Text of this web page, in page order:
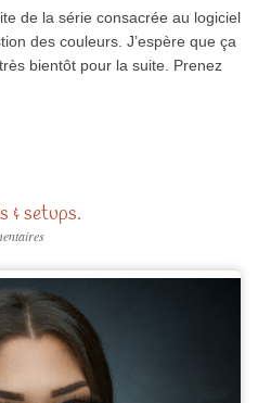
de la série consacrée au logiciel
des couleurs. J’espère que ça
bientôt pour la suite. Prenez
& setups.